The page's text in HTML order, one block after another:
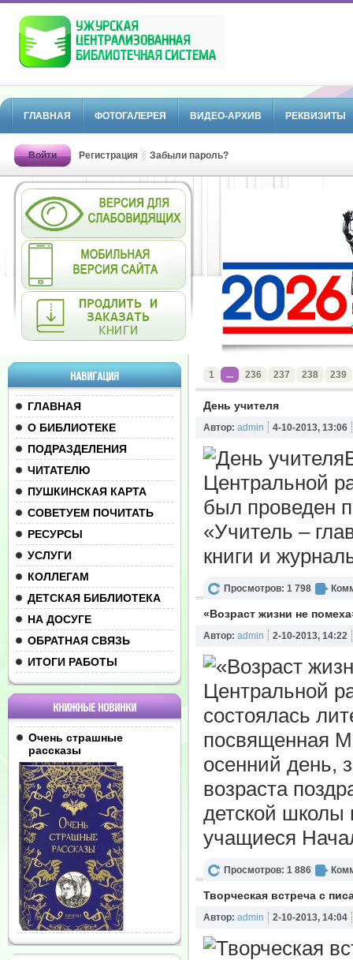
ГЛАВНАЯ ФОТОГАЛЕРЕЯ ВИДЕО-АРХИВ РЕКВИЗИТЫ
Войти Регистрация Забыли пароль?
НАВИГАЦИЯ
ГЛАВНАЯ
О БИБЛИОТЕКЕ
ПОДРАЗДЕЛЕНИЯ
ЧИТАТЕЛЮ
ПУШКИНСКАЯ КАРТА
СОВЕТУЕМ ПОЧИТАТЬ
РЕСУРСЫ
УСЛУГИ
КОЛЛЕГАМ
ДЕТСКАЯ БИБЛИОТЕКА
НА ДОСУГЕ
ОБРАТНАЯ СВЯЗЬ
ИТОГИ РАБОТЫ
КНИЖНЫЕ НОВИНКИ
Очень страшные
рассказы
1 ... 236 237 238 239
День учителя
Автор: admin 4-10-2013, 13:06
Центральной
был проведен
«Учитель –
книги и
Просмотров: 1 798
«Возраст жизни не
Автор: admin 2-10-2013, 14:22
Центральной
состоялась
посвященная
осенний день,
возраста
детской школы
учащиеся
Просмотров: 1 886
Творческая встреча с
Автор: admin 2-10-2013, 14:04